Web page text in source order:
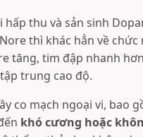
thu và sản sinh
thì khác hẳn về
tăng, tim đập nhanh
trung cao độ.
co mạch ngoại vi, bao
khó cương hoặc